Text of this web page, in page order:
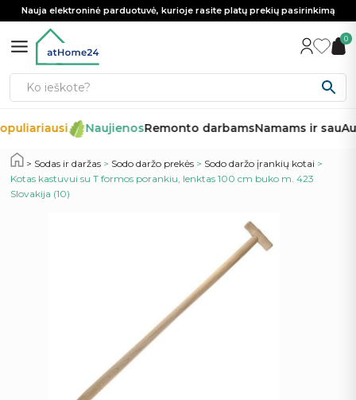
Nauja elektroninė parduotuvė, kurioje rasite platų prekių pasirinkimą
0
NaujienosRemonto darbamsNamams ir sau
Sodas ir daržas > Sodo daržo prekės > Sodo daržo įrankių kotai >
Kotas kastuvui su T formos porankiu, lenktas 100 cm buko m. 423
Slovakija (10)